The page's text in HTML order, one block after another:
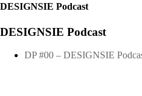
DESIGNSIE Podcast
DESIGNSIE Podcast
DP #00 – DESIGNSIE